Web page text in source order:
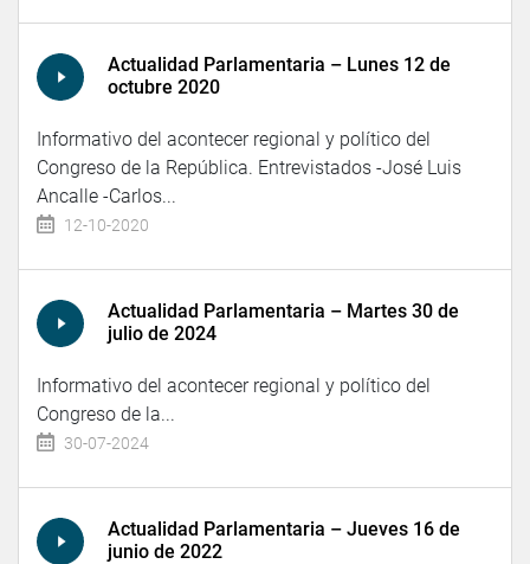
Actualidad Parlamentaria – Lunes 12 de
octubre 2020
Informativo del acontecer regional y político del
Congreso de la República. Entrevistados -José Luis
Ancalle -Carlos...
12-10-2020
Actualidad Parlamentaria – Martes 30 de
julio de 2024
Informativo del acontecer regional y político del
Congreso de la...
30-07-2024
Actualidad Parlamentaria – Jueves 16 de
junio de 2022